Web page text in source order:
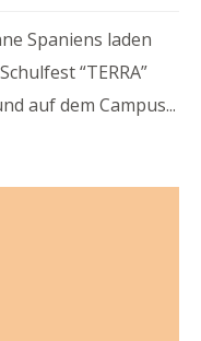
Spaniens laden
“TERRA”
auf dem Campus...